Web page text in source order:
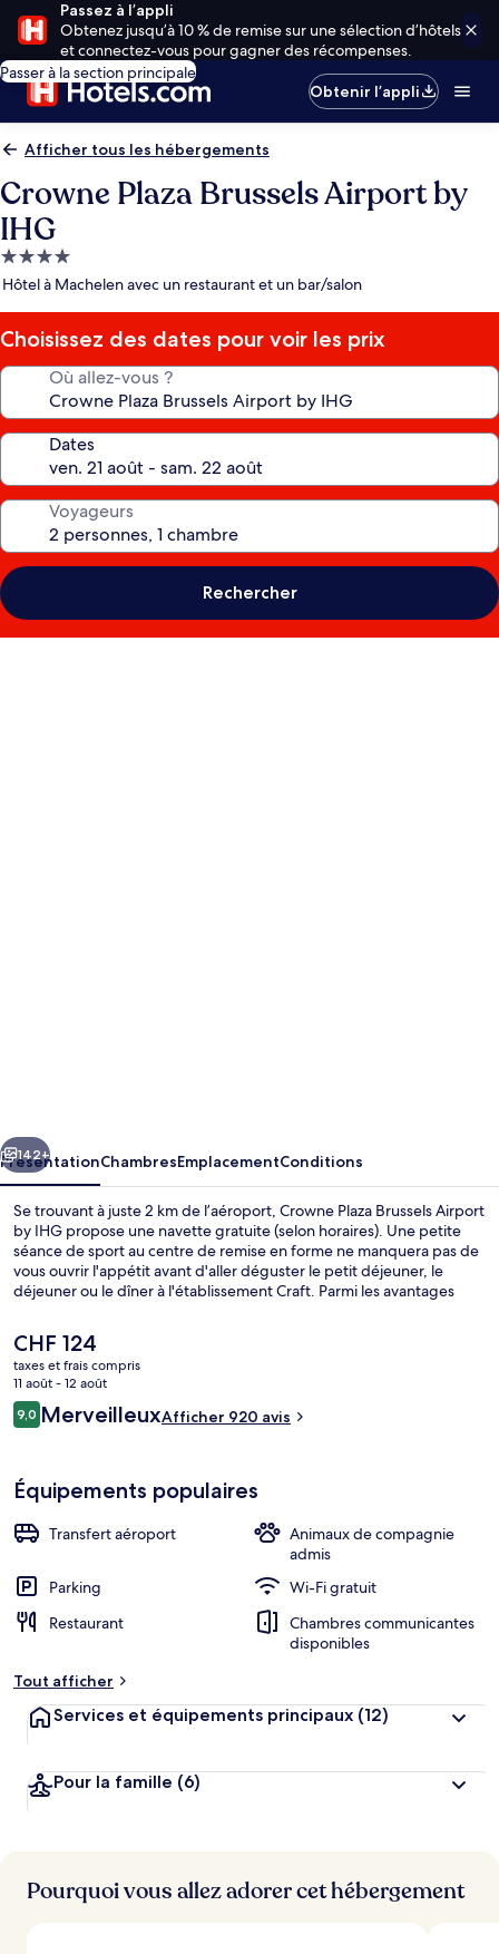
Passez à l’appli
Obtenez jusqu’à 10 % de remise sur une sélection d’hôtels
et connectez-vous pour gagner des récompenses.
Passer à la section principale
Obtenir l’appli
Afficher tous les hébergements
Crowne Plaza Brussels Airport by
IHG
Hébergement
4.0 étoiles
Hôtel à Machelen avec un restaurant et un bar/salon
Choisissez des dates pour voir les prix
Où allez-vous ?
Dates
Voyageurs
Rechercher
by
IHG
Suivant
142+
PrésentationChambresEmplacementConditions
Se trouvant à juste 2 km de l’aéroport, Crowne Plaza Brussels Airport
by IHG propose une navette gratuite (selon horaires). Une petite
séance de sport au centre de remise en forme ne manquera pas de
vous ouvrir l'appétit avant d'aller déguster le petit déjeuner, le
déjeuner ou le dîner à l'établissement Craft. Parmi les avantages
hammam. Le personnel attentionné et le succulent restaurant
remportent un franc succès auprès des autres voyageurs.
Le
prix
actuel
est
de
CHF 124
taxes et frais compris
11 août - 12 août
Avis
voyageurs
9,09,0 sur 10
MerveilleuxAfficher 920 avis
Équipements populaires
Transfert aéroport
Animaux de compagnie
admis
Parking
Wi-Fi gratuit
Restaurant
Chambres communicantes
disponibles
Tout afficher
Services et équipements principaux (12)
Pour la famille (6)
Pourquoi vous allez adorer cet hébergement